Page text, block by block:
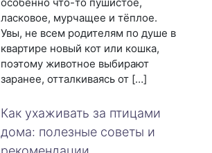
ласковое, мурчащее и тёплое.
Увы, не всем родителям по душе в
квартире новый кот или кошка,
поэтому животное выбирают
заранее, отталкиваясь от […]
Как ухаживать за птицами
дома: полезные советы и